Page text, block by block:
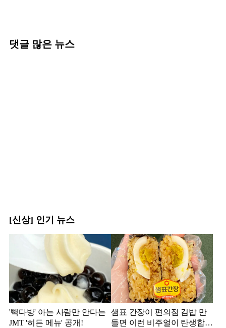
댓글 많은 뉴스
[신상] 인기 뉴스
'빽다방' 아는 사람만 안다는
JMT '히든 메뉴' 공개!
샘표 간장이 편의점 김밥 만
들면 이런 비주얼이 탄생합니